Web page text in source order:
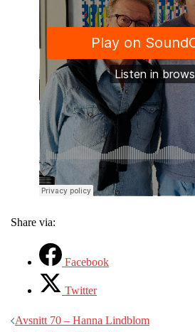
Share via:
Facebook
Twitter
Inläggsnavigering
Avsnitt 70 – Hanna Lindblom